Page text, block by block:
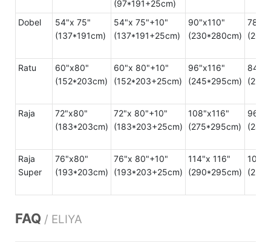
(97*191+25cm)
Dobel
54"x 75"
(137*191cm)
54"x 75"+10"
(137*191+25cm)
90"x110"
(230*280cm)
Ratu
60"x80"
(152*203cm)
60"x 80"+10"
(152*203+25cm)
96"x116"
(245*295cm)
Raja
72"x80"
(183*203cm)
72"x 80"+10"
(183*203+25cm)
108"x116"
(275*295cm)
Raja
Super
76"x80"
(193*203cm)
76"x 80"+10"
(193*203+25cm)
114"x 116"
(290*295cm)
FAQ / ELIYA